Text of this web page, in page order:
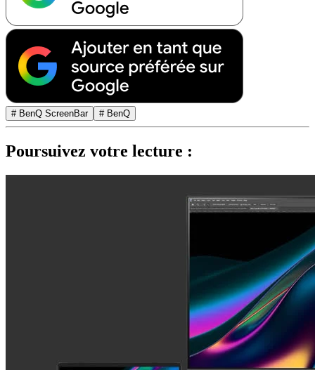
# BenQ ScreenBar # BenQ
Poursuivez votre lecture :